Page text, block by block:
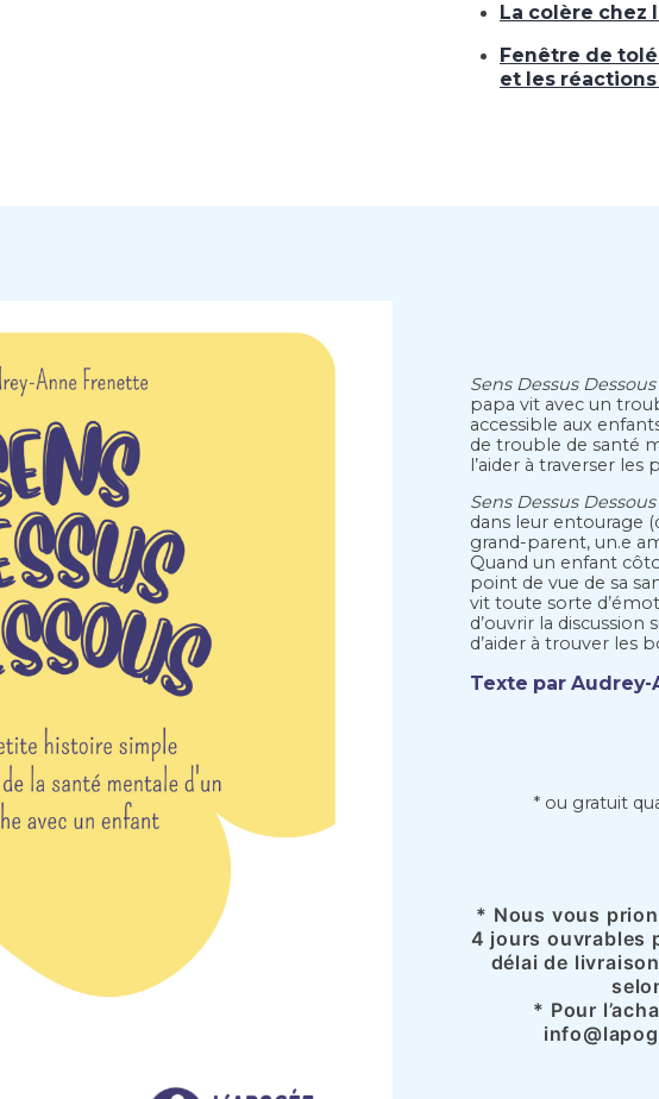
La colère chez
Fenêtre de
et les
Sens Dessus Dessous
papa vit avec un
accessible aux
de trouble de santé
l’aider à traverser les
Sens Dessus Dessous
dans leur entourage
grand-parent, un.e
Quand un enfant
point de vue de sa
vit toute sorte
d’ouvrir la
d’aider à trouver les
Texte par
* ou gratuit
* Nous vous
4 jours ouvrables
délai de
* Pour